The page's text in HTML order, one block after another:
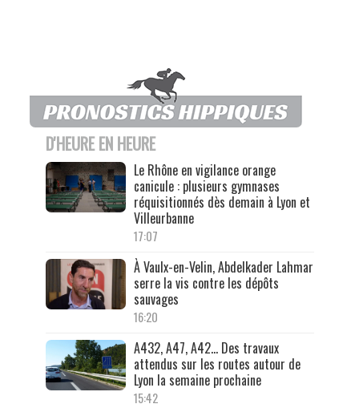
D'HEURE EN HEURE
Le Rhône en vigilance orange
canicule : plusieurs gymnases
réquisitionnés dès demain à Lyon et
Villeurbanne
17:07
À Vaulx-en-Velin, Abdelkader Lahmar
serre la vis contre les dépôts
sauvages
16:20
A432, A47, A42… Des travaux
attendus sur les routes autour de
Lyon la semaine prochaine
15:42